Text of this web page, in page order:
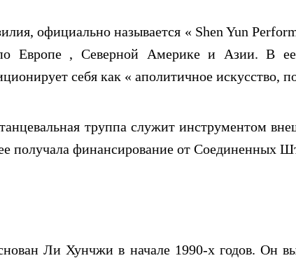
официально называется « Shen Yun
, Северной Америке и Азии. В ее
себя как « аполитичное искусство,
труппа служит инструментом
получала финансирование от Соединенных
Ли Хунчжи в начале 1990-х годов. Он